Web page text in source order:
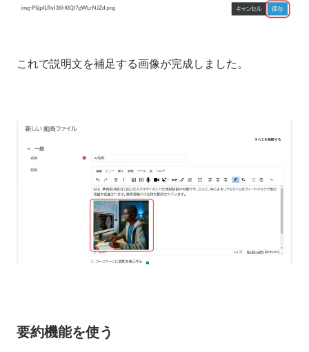
これで説明文を補足する画像が完成しました。
要約機能を使う